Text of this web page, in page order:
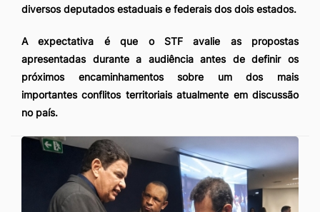
diversos deputados estaduais e federais dos dois estados.
A expectativa é que o STF avalie as propostas
apresentadas durante a audiência antes de definir os
próximos encaminhamentos sobre um dos mais
importantes conflitos territoriais atualmente em discussão
no país.